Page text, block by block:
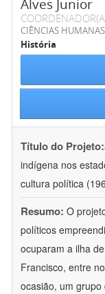
Alves Junior
CIÊNCIAS HUMANAS
História
Título do Projeto:
indígena nos
cultura política
Resumo: O
políticos
ocuparam a ilha
Francisco, entre
ocasião, um